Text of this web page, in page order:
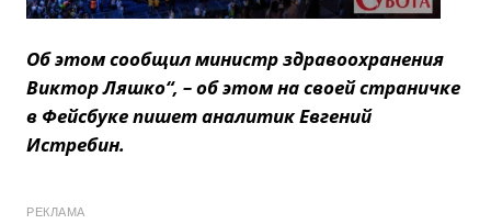
Об этом сообщил министр здравоохранения
Виктор Ляшко“, – об этом на своей страничке
в Фейсбуке пишет аналитик Евгений
Истребин.
РЕКЛАМА